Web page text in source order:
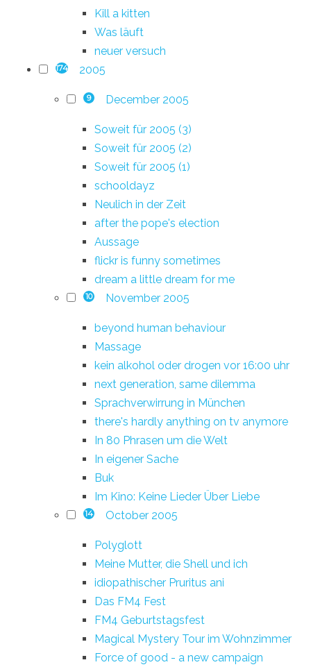
Kill a kitten
Was läuft
neuer versuch
174 2005
9 December 2005
Soweit für 2005 (3)
Soweit für 2005 (2)
Soweit für 2005 (1)
schooldayz
Neulich in der Zeit
after the pope's election
Aussage
flickr is funny sometimes
dream a little dream for me
10 November 2005
beyond human behaviour
Massage
kein alkohol oder drogen vor 16:00 uhr
next generation, same dilemma
Sprachverwirrung in München
there's hardly anything on tv anymore
In 80 Phrasen um die Welt
In eigener Sache
Buk
Im Kino: Keine Lieder Über Liebe
14 October 2005
Polyglott
Meine Mutter, die Shell und ich
idiopathischer Pruritus ani
Das FM4 Fest
FM4 Geburtstagsfest
Magical Mystery Tour im Wohnzimmer
Force of good - a new campaign